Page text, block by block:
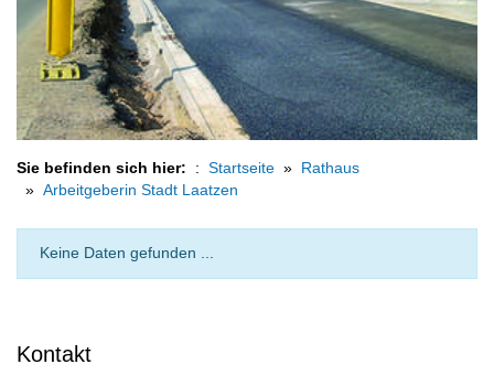
Sie befinden sich hier: Startseite
Rathaus
Arbeitgeberin Stadt Laatzen
Keine Daten gefunden ...
Kontakt